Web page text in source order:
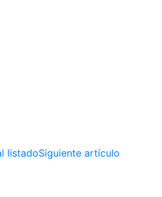
listadoSiguiente artículo